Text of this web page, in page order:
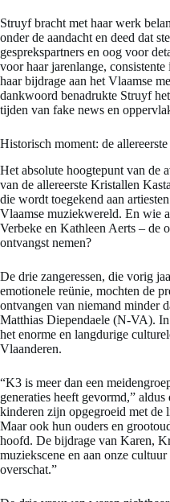
Struyf bracht met haar werk
onder de aandacht en deed dat
gesprekspartners en oog voor
voor haar jarenlange,
haar bijdrage aan het Vlaamse
dankwoord benadrukte Struyf
tijden van fake news en
Historisch moment: de
Het absolute hoogtepunt van de
van de allereerste Kristallen
die wordt toegekend aan
Vlaamse muziekwereld. En wie
Verbeke en Kathleen Aerts – de
ontvangst nemen?
De drie zangeressen, die vorig
emotionele reünie, mochten de
ontvangen van niemand minder
Matthias Diependaele (N-VA).
het enorme en langdurige
Vlaanderen.
“K3 is meer dan een
generaties heeft gevormd,”
kinderen zijn opgegroeid met de
Maar ook hun ouders en
hoofd. De bijdrage van Karen,
muziekscene en aan onze
overschat.”